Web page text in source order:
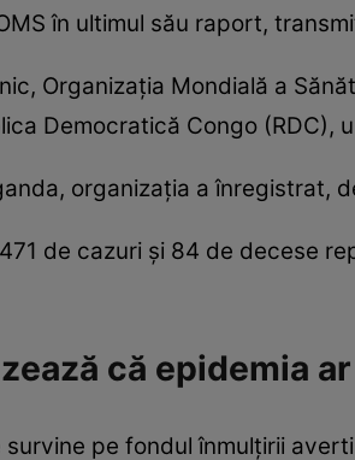
în ultimul său raport,
Organizaţia Mondială a
Democratică Congo
organizaţia a înregistrat,
de cazuri şi 84 de decese
că epidemia
pe fondul înmulţirii